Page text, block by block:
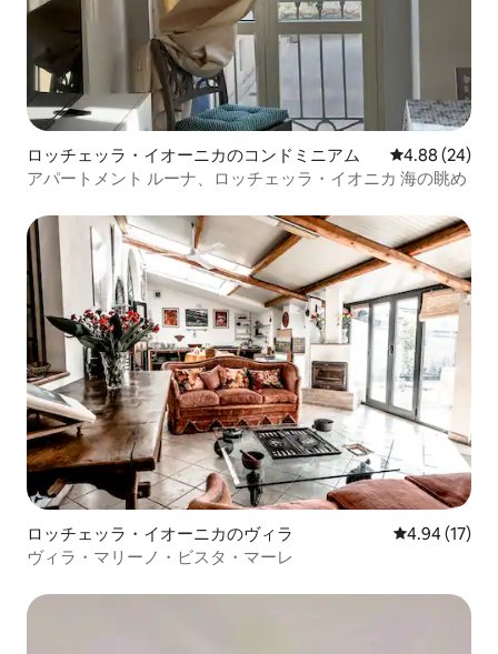
ロッチェッラ・イオーニカのコンドミニアム レビュー24
4.88 (24)
アパートメント ルーナ、ロッチェッラ・イオニカ 海の眺め
ロッチェッラ・イオーニカのヴィラ レビュー17
4.94 (17)
ヴィラ・マリーノ・ビスタ・マーレ